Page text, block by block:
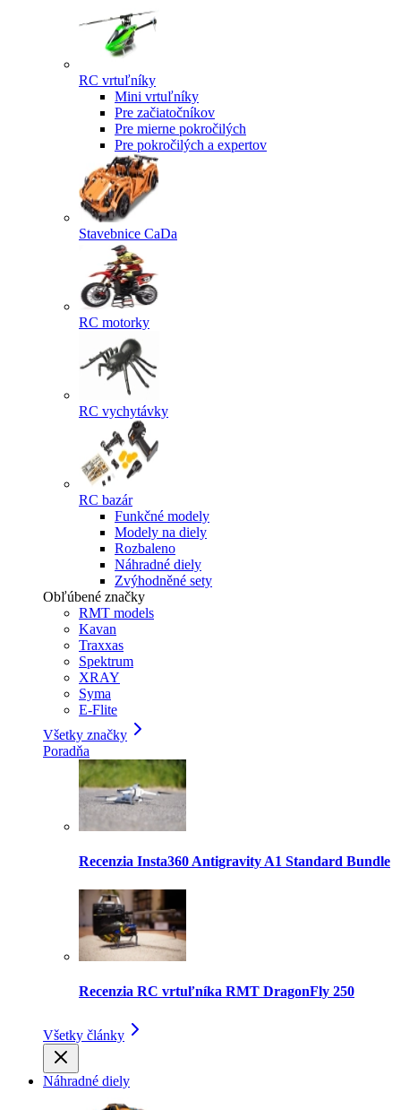
RC vrtuľníky
Mini vrtuľníky
Pre začiatočníkov
Pre mierne pokročilých
Pre pokročilých a expertov
Stavebnice CaDa
RC motorky
RC vychytávky
RC bazár
Funkčné modely
Modely na diely
Rozbaleno
Náhradné diely
Zvýhodněné sety
Obľúbené značky
RMT models
Kavan
Traxxas
Spektrum
XRAY
Syma
E-Flite
Všetky značky
Poradňa
Recenzia Insta360 Antigravity A1 Standard Bundle
Recenzia RC vrtuľníka RMT DragonFly 250
Všetky články
Náhradné diely